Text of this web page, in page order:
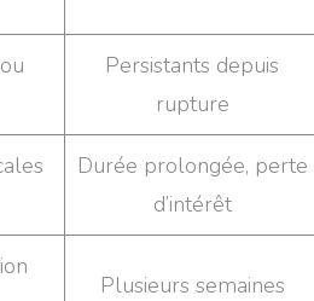
Persistants depuis
rupture
Durée prolongée, perte
d’intérêt
Plusieurs semaines